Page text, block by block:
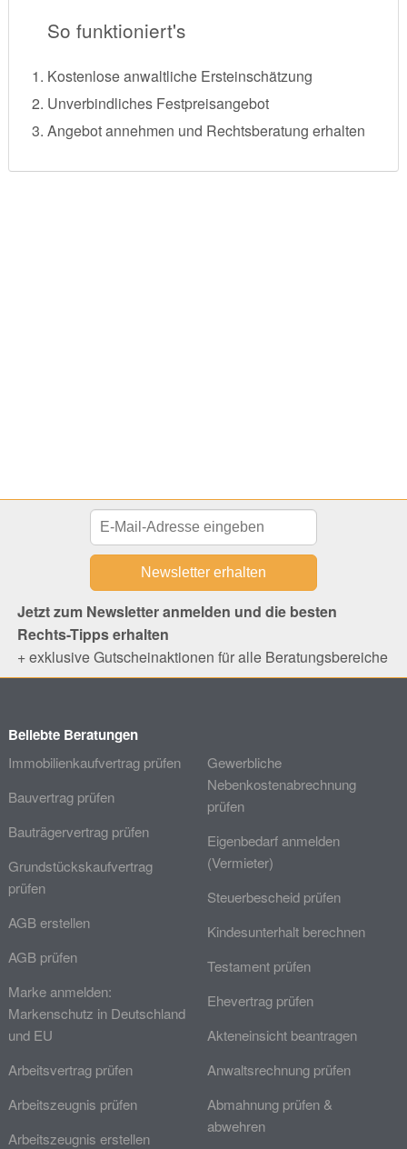
So funktioniert's
Kostenlose anwaltliche Ersteinschätzung
Unverbindliches Festpreisangebot
Angebot annehmen und Rechtsberatung erhalten
Jetzt zum Newsletter anmelden und die besten
Rechts-Tipps erhalten
+ exklusive Gutscheinaktionen für alle Beratungsbereiche
Beliebte Beratungen
Immobilienkaufvertrag prüfen
Bauvertrag prüfen
Bauträgervertrag prüfen
Grundstückskaufvertrag
prüfen
AGB erstellen
AGB prüfen
Marke anmelden:
Markenschutz in Deutschland
und EU
Arbeitsvertrag prüfen
Arbeitszeugnis prüfen
Arbeitszeugnis erstellen
Gewerbliche
Nebenkostenabrechnung
prüfen
Eigenbedarf anmelden
(Vermieter)
Steuerbescheid prüfen
Kindesunterhalt berechnen
Testament prüfen
Ehevertrag prüfen
Akteneinsicht beantragen
Anwaltsrechnung prüfen
Abmahnung prüfen &
abwehren